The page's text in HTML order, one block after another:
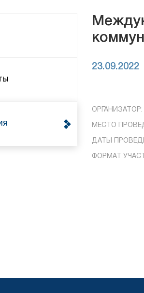
23.09.2022
ОРГАНИЗАТОР:
МЕСТО
ДАТЫ
ФОРМАТ